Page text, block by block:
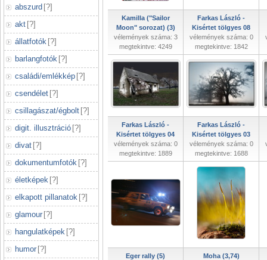
abszurd [?]
akt [?]
állatfotók [?]
barlangfotók [?]
családi/emlékkép [?]
csendélet [?]
csillagászat/égbolt [?]
digit. illusztráció [?]
divat [?]
dokumentumfotók [?]
életképek [?]
elkapott pillanatok [?]
glamour [?]
hangulatképek [?]
humor [?]
Kamilla ("Sailor
Moon" sorozat) (3)
vélemények száma: 3
megtekintve: 4249
Farkas László -
Kisértet tölgyes 08
vélemények száma: 0
megtekintve: 1842
Farkas László -
Kisértet tölgyes 04
vélemények száma: 0
megtekintve: 1889
Farkas László -
Kisértet tölgyes 03
vélemények száma: 0
megtekintve: 1688
Eger rally (5)
Moha (3,74)